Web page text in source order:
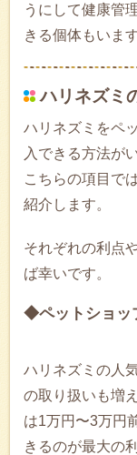
うにして健康管
きる個体もいます
ハリネズミ
ハリネズミをペ
入できる方法が
こちらの項目で
紹介します。
それぞれの利点
ば幸いです。
◆ペットショッ
ハリネズミの人
の取り扱いも増
は1万円〜3万円
きるのが最大の